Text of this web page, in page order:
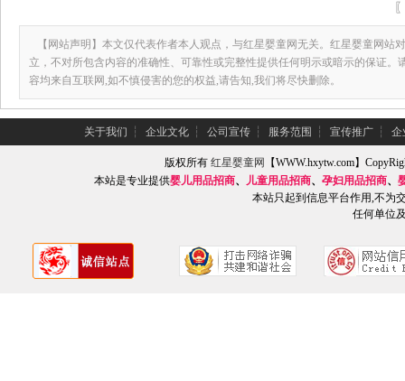
【网站声明】本文仅代表作者本人观点，与红星婴童网无关。红星婴童网站
立，不对所包含内容的准确性、可靠性或完整性提供任何明示或暗示的保证。
容均来自互联网,如不慎侵害的您的权益,请告知,我们将尽快删除。
关于我们 ┆ 企业文化 ┆ 公司宣传 ┆ 服务范围 ┆ 宣传推广 ┆ 企
版权所有红星婴童网
【WWW.hxytw.com】
本站是专业提供婴儿用品招商、 儿童用品招商、 孕妇用品招商、
本站只起到信息平台作用,不为
任何单位